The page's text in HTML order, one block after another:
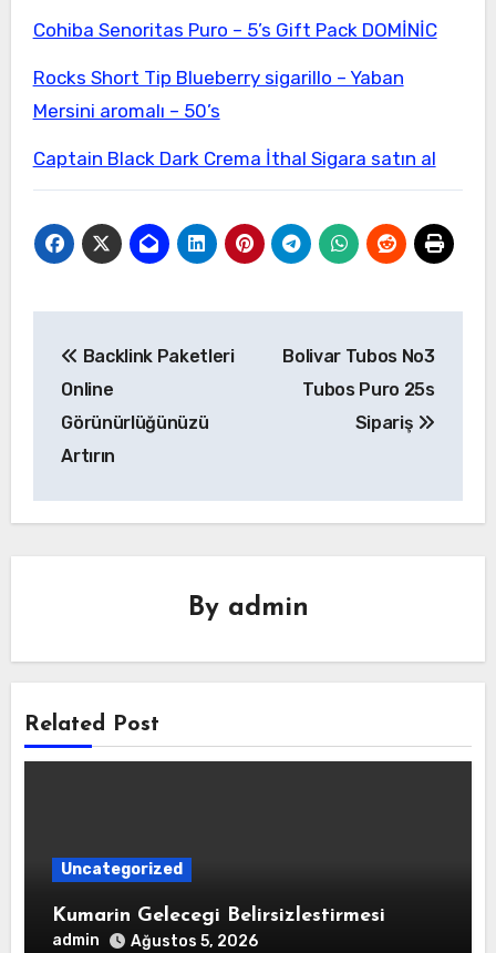
Cohiba Senoritas Puro – 5’s Gift Pack DOMİNİC
Rocks Short Tip Blueberry sigarillo – Yaban
Mersini aromalı – 50’s
Captain Black Dark Crema İthal Sigara satın al
gezinmesi
Backlink Paketleri
Online
Görünürlüğünüzü
Artırın
Bolivar Tubos No3
Tubos Puro 25s
Sipariş
By admin
Related Post
Uncategorized
Kumarin Gelecegi Belirsizlestirmesi
admin Ağustos 5, 2026